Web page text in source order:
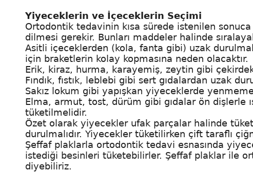
Yiyeceklerin ve İçeceklerin Seçimi
Ortodontik tedavinin kısa sürede istenilen
dilmesi gerekir. Bunları maddeler halinde
Asitli içeceklerden (kola, fanta gibi) uzak
için braketlerin kolay kopmasına neden olacaktır.
Erik, kiraz, hurma, karayemiş, zeytin gibi
Fındık, fıstık, leblebi gibi sert gıdalardan uzak
Sakız lokum gibi yapışkan yiyeceklerde
Elma, armut, tost, dürüm gibi gıdalar ön dişlerle
tüketilmelidir.
Özet olarak yiyecekler ufak parçalar halinde
durulmalıdır. Yiyecekler tüketilirken çift taraflı
Şeffaf plaklarla ortodontik tedavi esnasında
istediği besinleri tüketebilirler. Şeffaf plaklar ile
diyebiliriz.